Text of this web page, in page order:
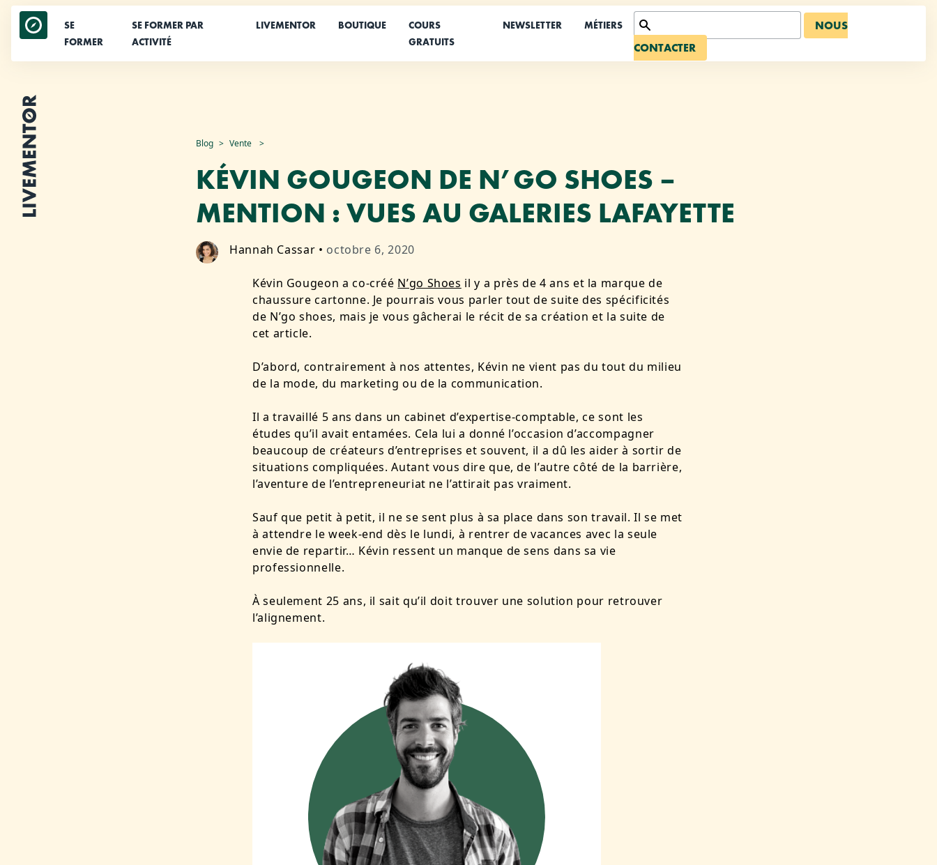
Aller
contenu
SE
FORMER
SE FORMER PAR
ACTIVITÉ
LIVEMENTOR BOUTIQUE
COURS
GRATUITS
NEWSLETTER MÉTIERS
NOUS
CONTACTER
Blog Vente
KÉVIN GOUGEON DE N’GO SHOES –
MENTION : VUES AU GALERIES LAFAYETTE
Hannah Cassar • octobre 6, 2020
Kévin Gougeon a co-créé N’go Shoes il y a près de 4 ans et la marque de
chaussure cartonne. Je pourrais vous parler tout de suite des spécificités
de N’go shoes, mais je vous gâcherai le récit de sa création et la suite de
cet article.
D’abord, contrairement à nos attentes, Kévin ne vient pas du tout du milieu
de la mode, du marketing ou de la communication.
Il a travaillé 5 ans dans un cabinet d’expertise-comptable, ce sont les
études qu’il avait entamées. Cela lui a donné l’occasion d’accompagner
beaucoup de créateurs d’entreprises et souvent, il a dû les aider à sortir de
situations compliquées. Autant vous dire que, de l’autre côté de la barrière,
l’aventure de l’entrepreneuriat ne l’attirait pas vraiment.
Sauf que petit à petit, il ne se sent plus à sa place dans son travail. Il se met
à attendre le week-end dès le lundi, à rentrer de vacances avec la seule
envie de repartir… Kévin ressent un manque de sens dans sa vie
professionnelle.
À seulement 25 ans, il sait qu’il doit trouver une solution pour retrouver
l’alignement.